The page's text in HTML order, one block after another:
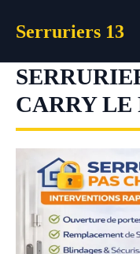
Serruriers 13
CARRY LE